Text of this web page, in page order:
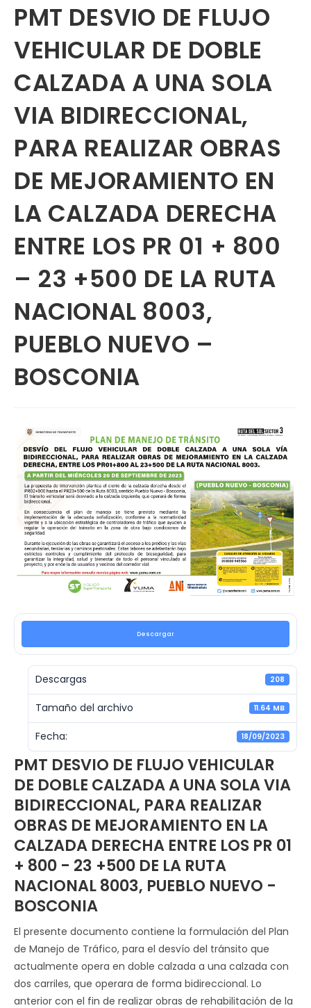
PMT DESVIO DE FLUJO
VEHICULAR DE DOBLE
CALZADA A UNA SOLA
VIA BIDIRECCIONAL,
PARA REALIZAR OBRAS
DE MEJORAMIENTO EN
LA CALZADA DERECHA
ENTRE LOS PR 01 + 800
– 23 +500 DE LA RUTA
NACIONAL 8003,
PUEBLO NUEVO –
BOSCONIA
Descargar
Descargas 208
Tamaño del archivo 11.64 MB
Fecha: 18/09/2023
PMT DESVIO DE FLUJO VEHICULAR
DE DOBLE CALZADA A UNA SOLA VIA
BIDIRECCIONAL, PARA REALIZAR
OBRAS DE MEJORAMIENTO EN LA
CALZADA DERECHA ENTRE LOS PR 01
+ 800 - 23 +500 DE LA RUTA
NACIONAL 8003, PUEBLO NUEVO -
BOSCONIA
El presente documento contiene la formulación del Plan
de Manejo de Tráfico, para el desvío del tránsito que
actualmente opera en doble calzada a una calzada con
dos carriles, que operara de forma bidireccional. Lo
anterior con el fin de realizar obras de rehabilitación de la